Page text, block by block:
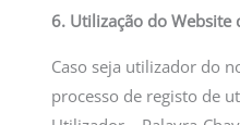
6. Utilização do Website
Caso seja utilizador do
processo de registo de